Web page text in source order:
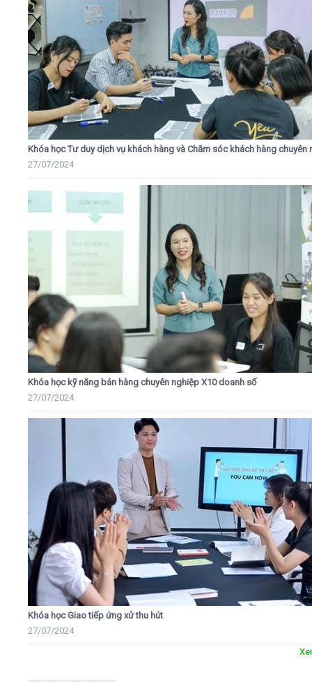
Khóa học Tư duy dịch vụ khách hàng và Chăm sóc khách hàng chuyên
27/07/2024
Khóa học kỹ năng bán hàng chuyên nghiệp X10 doanh số
27/07/2024
Khóa học Giao tiếp ứng xử thu hút
27/07/2024